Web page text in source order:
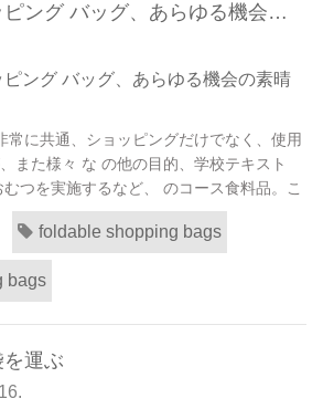
おしゃれなショッピング バッグ、あらゆる機会の素晴らしい
常に共通、ショッピングだけでなく、使用
また様々 な の他の目的、学校テキスト
つを実施するなど、 のコース食料品。こ
の の多目的利用のための万能バッグと見
性運ぶことができるファッショナブルな
と一緒にそれで保っている間 信頼できる
くのもの。...
foldable shopping bags
bags
運ぶ